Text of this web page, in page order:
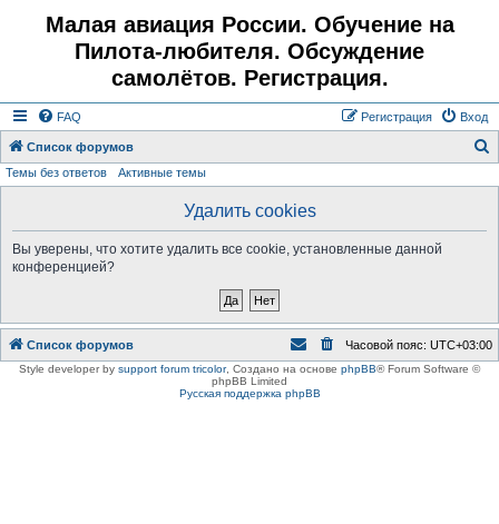
Малая авиация России. Обучение на
Пилота-любителя. Обсуждение
самолётов. Регистрация.
FAQ Вход
Регистрация
Список форумов
Темы без ответов Активные темы
Удалить cookies
Вы уверены, что хотите удалить все cookie, установленные данной
конференцией?
Список форумов Часовой пояс: UTC+03:00
Style developer by support forum tricolor, Создано на основе phpBB® Forum Software ©
phpBB Limited
Русская поддержка phpBB